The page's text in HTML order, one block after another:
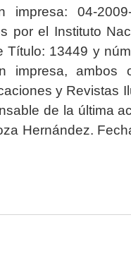
04-2009-
por el Instituto
Título: 13449 y
impresa, ambos
y Revistas
de la última
Hernández.